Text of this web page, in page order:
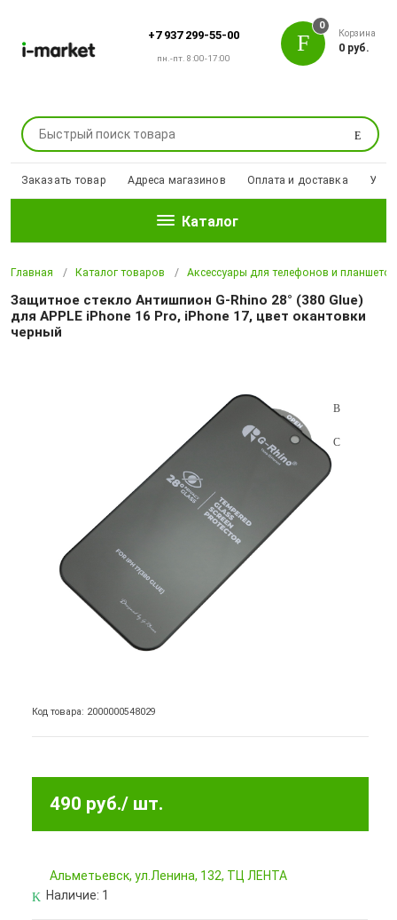
+7 937 299-55-00
пн.-пт. 8:00-17:00
Поиск
0
Корзина
0 руб.
Заказать товар Адреса магазинов Оплата и доставка
Каталог
Главная Каталог товаров Аксессуары для телефонов и планшетов
Защитное стекло Антишпион G-Rhino 28° (380 Glue)
для APPLE iPhone 16 Pro, iPhone 17, цвет окантовки
черный
Код товара: 2000000548029
490 руб./ шт.
Альметьевск, ул.Ленина, 132, ТЦ ЛЕНТА
Наличие: 1